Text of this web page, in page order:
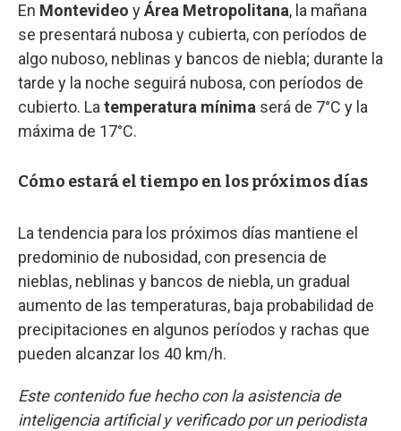
En Montevideo yÁrea Metropolitana, la mañana
se presentará nubosa y cubierta, con períodos de
algo nuboso, neblinas y bancos de niebla; durante la
tarde y la noche seguirá nubosa, con períodos de
cubierto. Latemperatura mínima será de 7°C y la
máxima de 17°C.
Cómo estará el tiempo en los próximos días
La tendencia para los próximos días mantiene el
predominio de nubosidad, con presencia de
nieblas, neblinas y bancos de niebla, un gradual
aumento de las temperaturas, baja probabilidad de
precipitaciones en algunos períodos y rachas que
pueden alcanzar los 40 km/h.
Este contenido fue hecho con la asistencia de
inteligencia artificial y verificado por un periodista